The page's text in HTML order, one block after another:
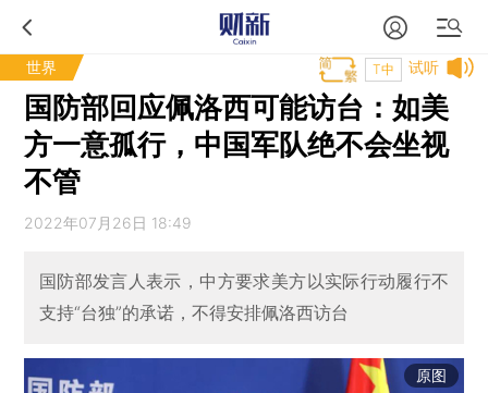
世界 试听
T中
国防部回应佩洛西可能访台：如美
方一意孤行，中国军队绝不会坐视
不管
2022年07月26日 18:49
国防部发言人表示，中方要求美方以实际行动履行不
支持“台独”的承诺，不得安排佩洛西访台
原图